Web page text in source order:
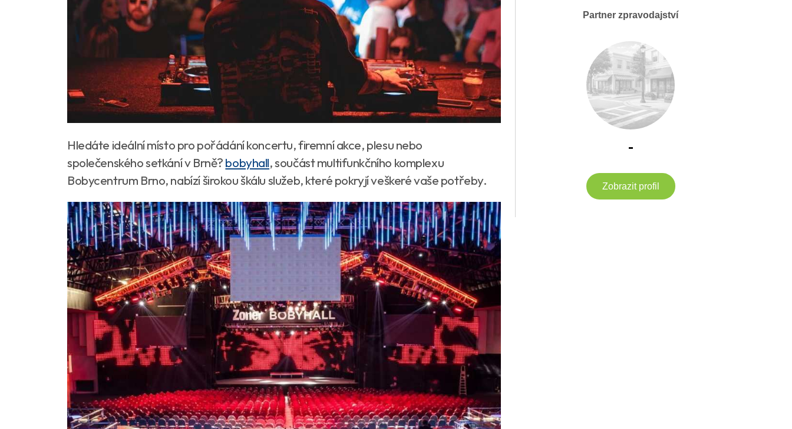
Hledáte ideální místo pro pořádání koncertu, firemní akce, plesu nebo
společenského setkání v Brně?bobyhall, součást multifunkčního komplexu
Bobycentrum Brno, nabízí širokou škálu služeb, které pokryjí veškeré vaše potřeby.
Partner zpravodajství
-
Zobrazit profil